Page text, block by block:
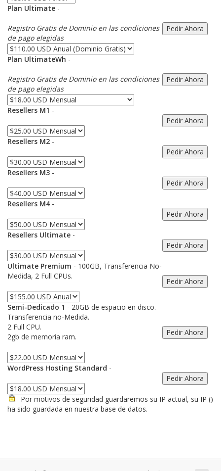
Plan Ultimate -
Registro Gratis de Dominio en las condiciones
de pago elegidas
Plan UltimateWh -
Registro Gratis de Dominio en las condiciones
de pago elegidas
Resellers M1 -
Resellers M2 -
Resellers M3 -
Resellers M4 -
Resellers Ultimate -
Ultimate Premium - 100GB, Transferencia No-
Medida, 2 Full CPUs.
Semi-Dedicado 1 - 20GB de espacio en disco.
Transferencia no-Medida.
2 Full CPU.
2gb de memoria ram.
WordPress Hosting Standard -
Por motivos de seguridad guardaremos su IP actual, su IP ()
ha sido guardada en nuestra base de datos.